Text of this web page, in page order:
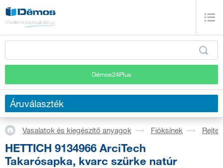
Démos24Plus
Áruválaszték
Vasalatok és kiegészítő anyagok Fióksínek
HETTICH 9134966 ArciTech
Takarósapka, kvarc szürke natúr